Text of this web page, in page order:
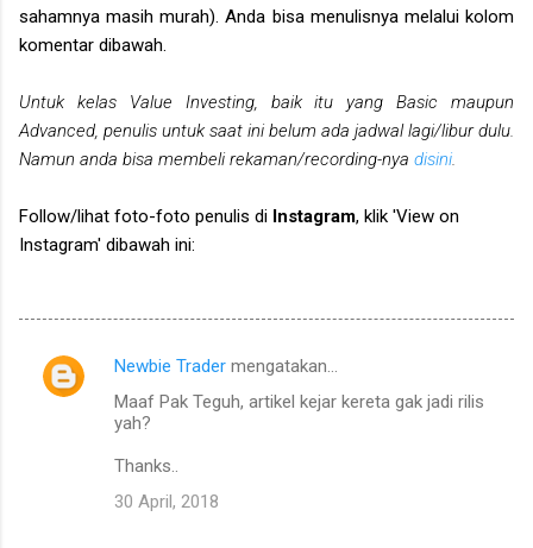
sahamnya masih murah). Anda bisa menulisnya melalui kolom
komentar dibawah.
Untuk kelas Value Investing, baik itu yang Basic maupun
Advanced, penulis untuk saat ini belum ada jadwal lagi/libur dulu.
Namun anda bisa membeli rekaman/recording-nya disini
Follow/lihat foto-foto penulis di Instagram, klik 'View on
Instagram' dibawah ini:
K
Newbie Trader mengatakan…
Maaf Pak Teguh, artikel kejar kereta gak jadi rilis
yah?
Thanks..
30 April, 2018